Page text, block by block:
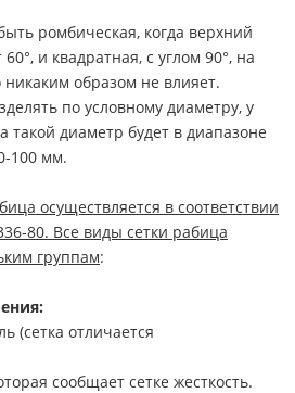
ромбическая, когда верхний
и квадратная, с углом 90°, на
образом не влияет.
по условному диаметру, у
такой диаметр будет в диапазоне
100 мм.
осуществляется в соответствии
80. Все виды сетки рабица
группам:
(сетка отличается
сообщает сетке жесткость.